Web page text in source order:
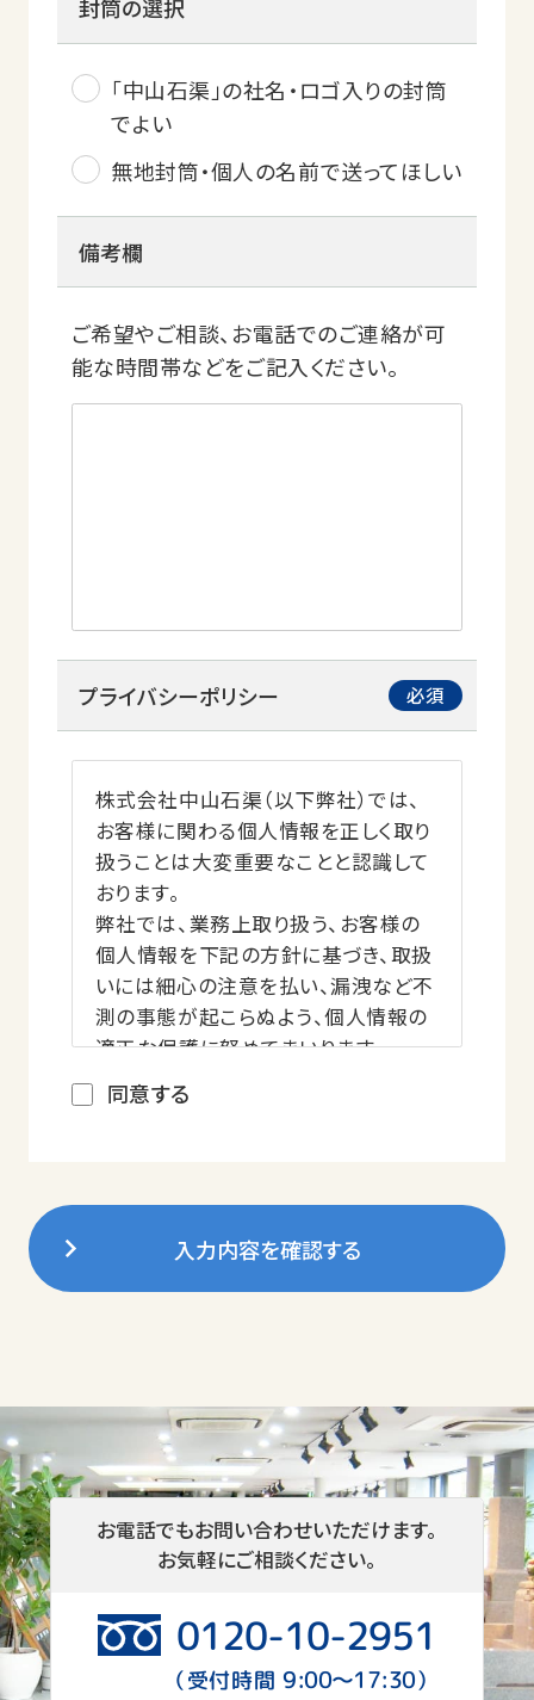
封筒の選択
「中山石渠」の社名・ロゴ入りの封筒
でよい
無地封筒・個人の名前で送ってほしい
備考欄
ご希望やご相談、お電話でのご連絡が可
能な時間帯などをご記入ください。
プライバシーポリシー
株式会社中山石渠（以下弊社）では、
お客様に関わる個人情報を正しく取り
扱うことは大変重要なことと認識して
おります。
弊社では、業務上取り扱う、お客様の
個人情報を下記の方針に基づき、取扱
いには細心の注意を払い、漏洩など不
測の事態が起こらぬよう、個人情報の
適正な保護に努めてまいります。
かつ公正な手段によって、収集目的を
明確にした上で、その目的に応じた必
個人情報の利用目的について
弊社は、お客さまの個人情報につきま
して、以下の利用目的で取り扱いさせ
ていただきます。
墓地斡旋と墓石販売に関するご提
案と名義継承手続き
管理代行業務にかかる情報登録・
施設利用に関するお知らせ、及び
同意する
入力内容を確認する
お電話でもお問い合わせいただけます。
お気軽にご相談ください。
0120-10-2951
（受付時間9:00〜17:30）